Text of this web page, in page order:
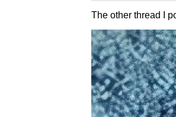
The other thread I